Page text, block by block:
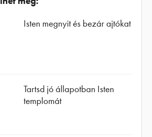
Isten megnyit és bezár ajtókat
Tartsd jó állapotban Isten
templomát